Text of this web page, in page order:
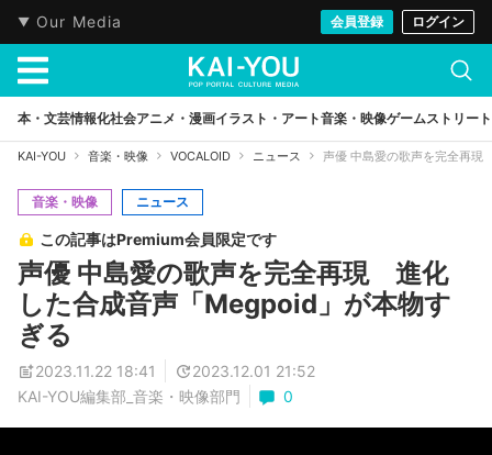
Our Media 会員登録 ログイン
本・文芸情報化社会アニメ・漫画イラスト・アート音楽・映像ゲームストリート
KAI-YOU 音楽・映像 VOCALOID ニュース 声優 中島愛の歌声を完全再
音楽・映像 ニュース
この記事はPremium会員限定です
声優 中島愛の歌声を完全再現 進化
した合成音声「Megpoid」が本物す
ぎる
2023.11.22 18:41
2023.12.01 21:52
KAI-YOU編集部_音楽・映像部門
0